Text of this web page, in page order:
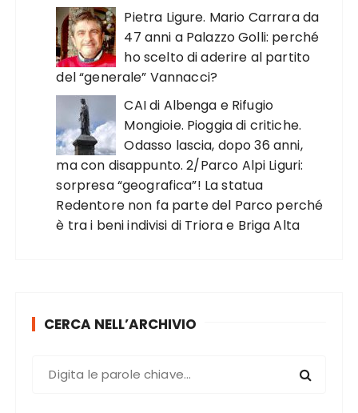
Pietra Ligure. Mario Carrara da
47 anni a Palazzo Golli: perché
ho scelto di aderire al partito
del “generale” Vannacci?
CAI di Albenga e Rifugio
Mongioie. Pioggia di critiche.
Odasso lascia, dopo 36 anni,
ma con disappunto. 2/Parco Alpi Liguri:
sorpresa “geografica”! La statua
Redentore non fa parte del Parco perché
è tra i beni indivisi di Triora e Briga Alta
CERCA NELL’ARCHIVIO